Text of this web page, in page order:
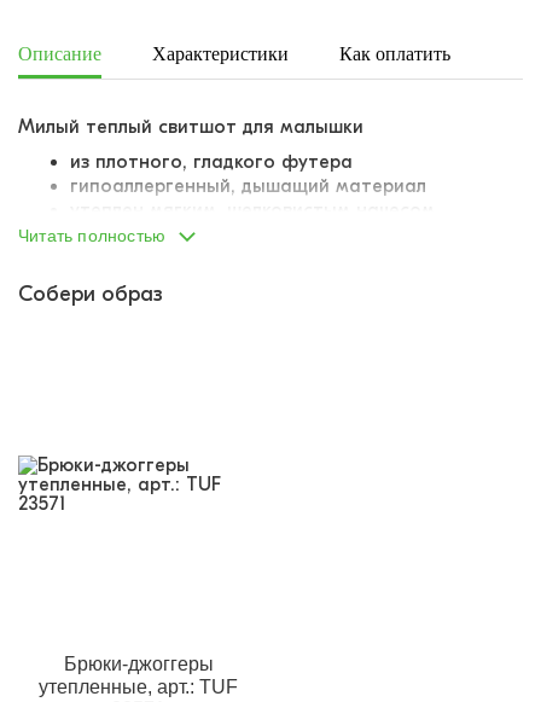
Описание Характеристики Как оплатить
Милый теплый свитшот для малышки
из плотного, гладкого футера
гипоаллергенный, дышащий материал
крой оверсайз
манжеты, низ и горловина изделия вывязаны
плотной, качественной резинкой, не
Читать полностью
Собери образ
Брюки-джоггеры
утепленные, арт.: TUF